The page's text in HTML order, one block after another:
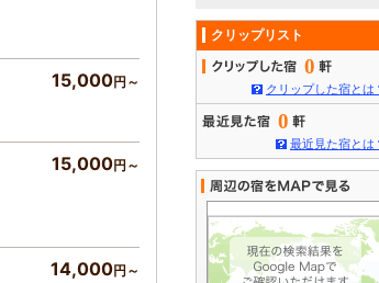
15,000円～
15,000円～
14,000円～
クリップリスト
0
クリップした宿とは
0
最近見た宿とは